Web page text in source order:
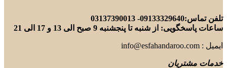
تلفن تماس:09133329640- 03137390013
ساعات پاسخگویی: از شنبه تا پنجشنبه 9 صبح الی 13 و 17 الی 21
ایمیل : info@esfahandaroo.com
خدمات مشتریان